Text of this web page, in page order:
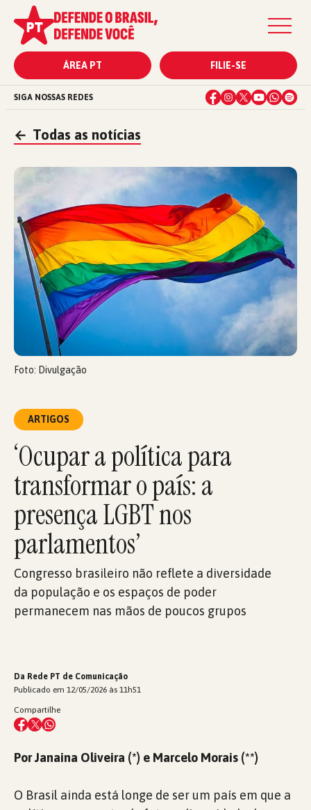
ÁREA PT FILIE-SE
SIGA NOSSAS REDES
← Todas as notícias
ARTIGOS
‘Ocupar a política para
transformar o país: a
presença LGBT nos
parlamentos’
Congresso brasileiro não reflete a diversidade
da população e os espaços de poder
permanecem nas mãos de poucos grupos
Foto: Divulgação
Da Rede PT de Comunicação
Publicado em 12/05/2026 às 11h51
Compartilhe
Por Janaina Oliveira (*) e Marcelo Morais (**)
O Brasil ainda está longe de ser um país em que a